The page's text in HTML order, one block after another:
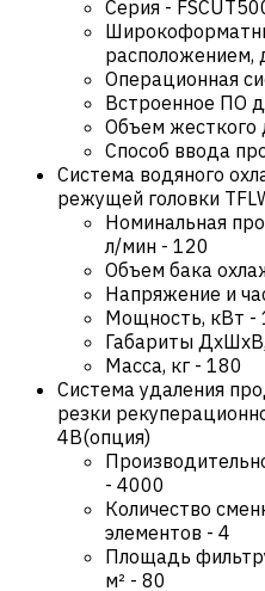
Серия -
расположением,
Операционная
Встроенное ПО
Объем жесткого
Способ ввода
Система водяного
режущей головки
Номинальная
л/мин - 120
Объем бака
Напряжение и
Мощность, кВт -
Габариты
Масса, кг - 180
Система удаления
резки
4B(опция)
- 4000
Количество
элементов - 4
Площадь
м² - 80